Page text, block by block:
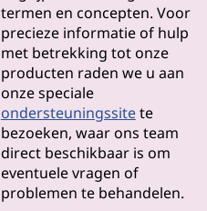
termen en concepten. Voor
precieze informatie of hulp
met betrekking tot onze
producten raden we u aan
onze speciale
ondersteuningssitete
bezoeken, waar ons team
direct beschikbaar is om
eventuele vragen of
problemen te behandelen.